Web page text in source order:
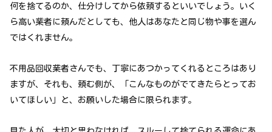
何を捨てるのか、仕分けしてから依頼するといいでしょう。いく
ら高い業者に頼んだとしても、他人はあなたと同じ物や事を選ん
ではくれません。
不用品回収業者さんでも、丁寧にあつかってくれるところはあり
ますが、それも、頼む側が、「こんなものがでてきたらとってお
いてほしい」と、お願いした場合に限られます。